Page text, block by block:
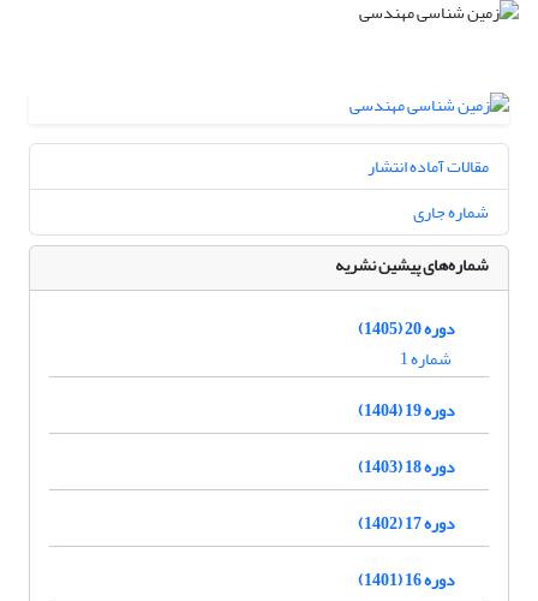
مقالات آماده انتشار
شماره جاری
شماره‌های پیشین نشریه
دوره 20 (1405)
شماره 1
دوره 19 (1404)
دوره 18 (1403)
دوره 17 (1402)
دوره 16 (1401)